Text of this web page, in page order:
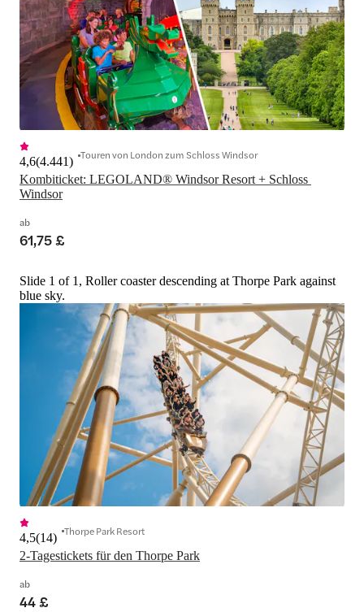
Kombiticket: LEGOLAND® Windsor Resort + Schloss
Windsor
4,6(4.441) Touren von London zum Schloss Windsor
ab
61,75 £
Slide 1 of 1, Roller coaster descending at Thorpe Park against
blue sky.
2-Tagestickets für den Thorpe Park
4,5(14) Thorpe Park Resort
ab
44 £